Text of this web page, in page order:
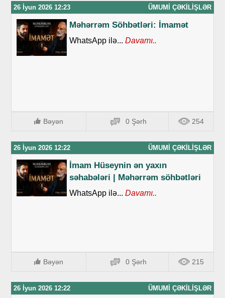
26 İyun 2026 12:23 ÜMUMI ÇƏKILIŞLƏR
Məhərrəm Söhbətləri: İmamət
WhatsApp ilə... Davamı..
Bəyən 0 Şərh 254
26 İyun 2026 12:22 ÜMUMI ÇƏKILIŞLƏR
İmam Hüseynin ən yaxın
səhabələri | Məhərrəm söhbətləri
WhatsApp ilə... Davamı..
Bəyən 0 Şərh 215
26 İyun 2026 12:22 ÜMUMI ÇƏKILIŞLƏR